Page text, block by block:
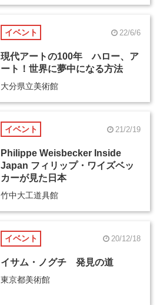
イベント 22/6/6
現代アートの100年 ハロー、ア
ート！世界に夢中になる方法
大分県立美術館
イベント 21/2/19
Philippe Weisbecker Inside
Japan フィリップ・ワイズベッ
カーが見た日本
竹中大工道具館
イベント 20/12/18
イサム・ノグチ 発見の道
東京都美術館